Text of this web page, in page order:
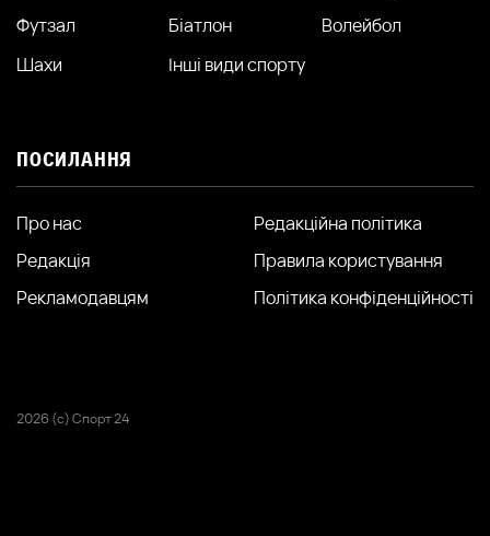
Футзал
Біатлон
Волейбол
Шахи
Інші види спорту
ПОСИЛАННЯ
Про нас
Редакція
Рекламодавцям
Редакційна політика
Правила користування
Політика конфіденційності
2026 (с) Спорт 24